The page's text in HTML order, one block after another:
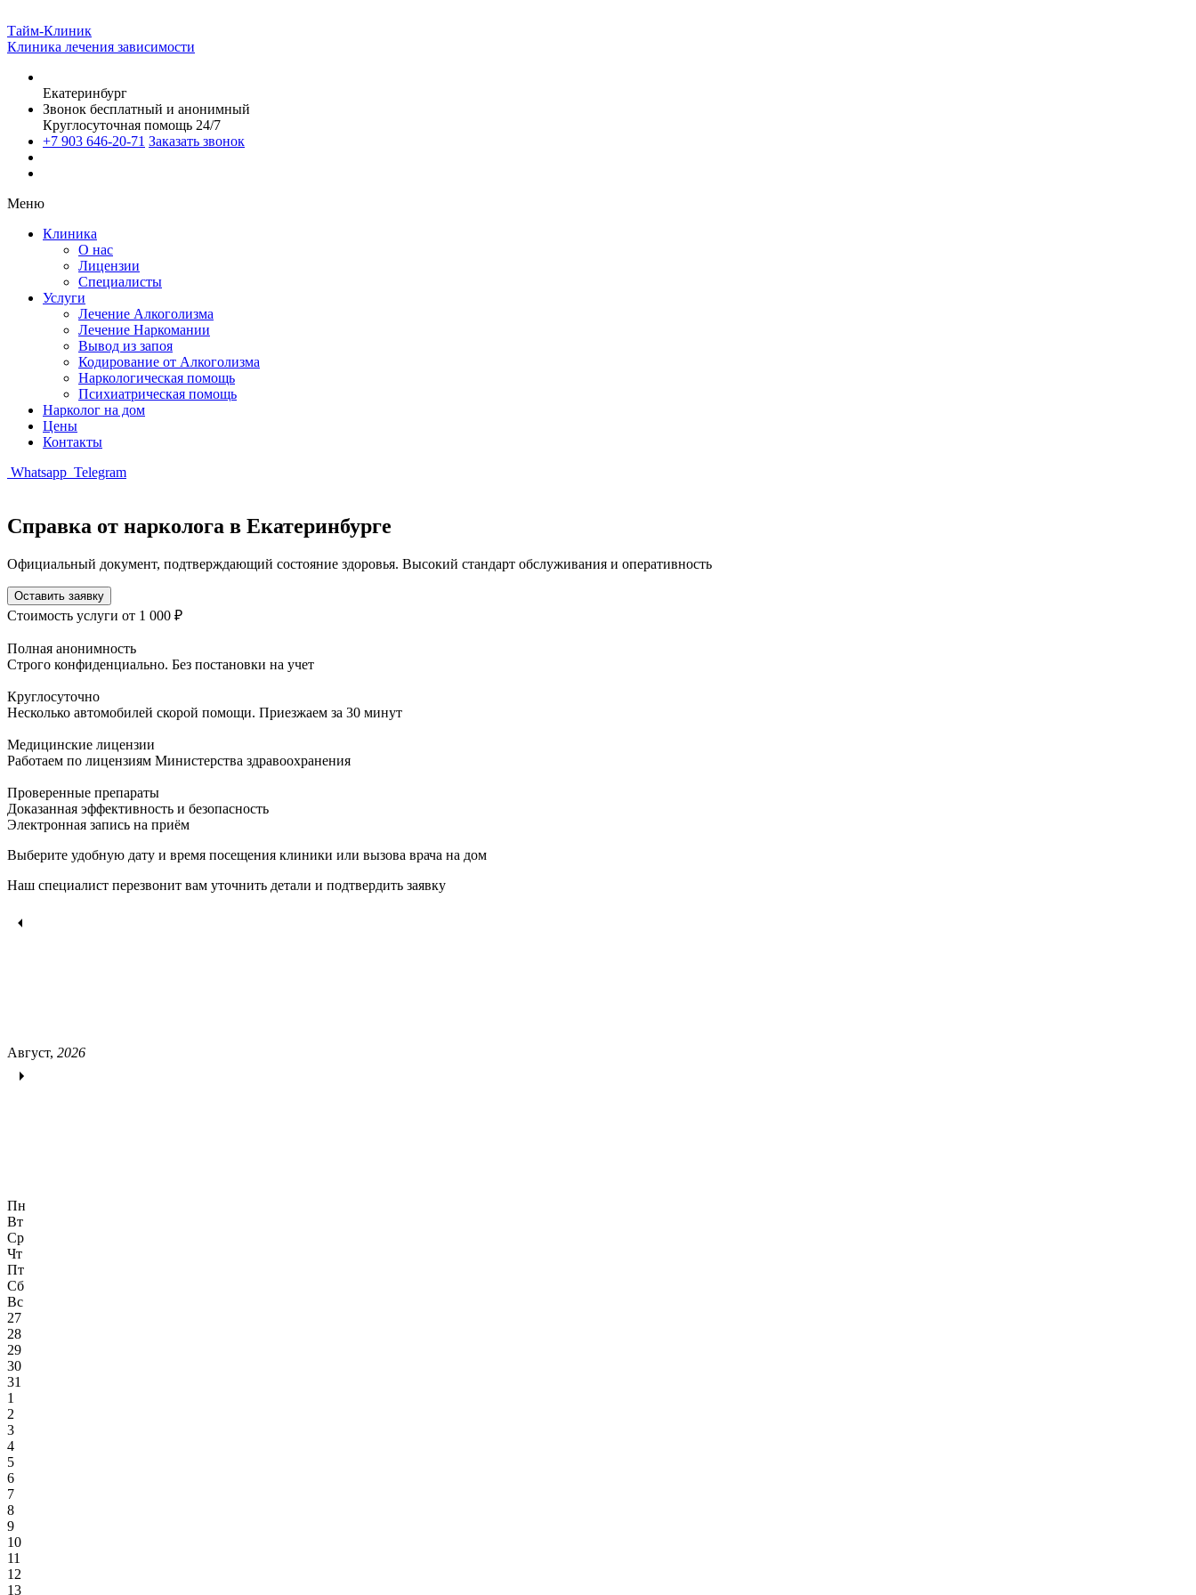
Тайм-Клиник
Клиника лечения зависимости
Екатеринбург
Звонок бесплатный и анонимный
Круглосуточная помощь 24/7
+7 903 646-20-71 Заказать звонок
Меню
Клиника
О нас
Лицензии
Специалисты
Услуги
Лечение Алкоголизма
Лечение Наркомании
Вывод из запоя
Кодирование от Алкоголизма
Наркологическая помощь
Психиатрическая помощь
Нарколог на дом
Цены
Контакты
Whatsapp Telegram
Справка от нарколога в Екатеринбурге
Официальный документ, подтверждающий состояние здоровья. Высокий стандарт обслуживания и оперативность
Оставить заявку
Стоимость услуги от 1 000 ₽
Полная анонимность
Строго конфиденциально. Без постановки на учет
Круглосуточно
Несколько автомобилей скорой помощи. Приезжаем за 30 минут
Медицинские лицензии
Работаем по лицензиям Министерства здравоохранения
Проверенные препараты
Доказанная эффективность и безопасность
Электронная запись на приём
Выберите удобную дату и время посещения клиники или вызова врача на дом
Наш специалист перезвонит вам уточнить детали и подтвердить заявку
Август, 2026
Пн
Вт
Ср
Чт
Пт
Сб
Вс
27
28
29
30
31
1
2
3
4
5
6
7
8
9
10
11
12
13